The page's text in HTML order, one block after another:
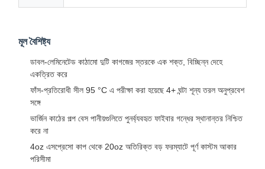
মূল বৈশিষ্ট্য
ডাবল-লেমিনেটেড কাঠামো দুটি কাগজের স্তরকে এক শক্ত, বিচ্ছিন্ন দেহে
একত্রিত করে
ফাঁস-প্রতিরোধী সীল 95 °C এ পরীক্ষা করা হয়েছে 4+ ঘন্টা শূন্য তরল অনুপ্রবেশ
সঙ্গে
ভার্জিন কাঠের পল্প বেস পানীয়গুলিতে পুনর্ব্যবহৃত ফাইবার গন্ধের স্থানান্তর নিশ্চিত
করে না
4oz এসপ্রেসো কাপ থেকে 20oz অতিরিক্ত বড় ফরম্যাটে পূর্ণ কাস্টম আকার
পরিসীমা